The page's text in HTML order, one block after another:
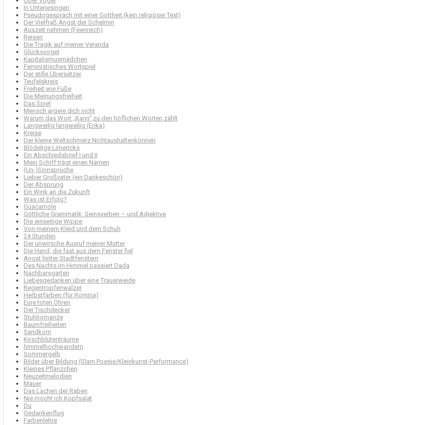
In Unterjesingen
Pseudogespräch mit einer Gottheit (kein religiöser Text)
Der Vielfraß Angst der Schelmin
Auszeit nehmen (Feenreich)
Reisen
Die Tragik auf meiner Veranda
Glücksvogel
Kapitalismusmädchen
Feministisches Wortspiel
Der stille Übersetzer
Teufelskreis
Freiheit wie Füße
Die Meinungsfreiheit
Das Spiel
Mensch ärgere dich nicht
Warum das Wort „Kann“ zu den höflichen Worten zählt
Langweilig langweilig (Erika)
Kreise
Der kleine Weltschmerz Nichtaushaltenkönnen
Blödelige Limericks
Ein Abschiedsbrief I und II
Mein Schiff trägt einen Namen
(Un-)Sinnsprüche
Lieber Großvater (ein Dankeschön)
Der Absprung
Ein Wink an die Zukunft
Was ist Erfolg?
Guacamole
Göttliche Grammatik: Seinsverben – und Adjektive
Die einseitige Wippe
Von meinem Kleid und dem Schuh
24 Stunden
Der unwirsche Ausruf meiner Mutter
Die Hand, die fast aus dem Fenster fiel
Angst hinter Stadtfenstern
Des Nachts im Himmel passiert Dada
Nachbarsgarten
Liebesgedanken über eine Trauerweide
Regentropfenwalzer
Herbstfarben (für Romina)
Eure toten Ohren
Der Tischdecker
Stuhlromanze
Baumfreiheiten
Sandkorn
Kirschblütenträume
himmelhochwandern
Sommergelb
Bilder über Bildung (Slam Poesie/Kleinkunst-Performance)
Kleines Pflänzchen
Neuzeitmelodien
Mauer
Das Lachen der Raben
Nie mocht ich Kopfsalat
Du
Gedankenflug
Farbenlehre